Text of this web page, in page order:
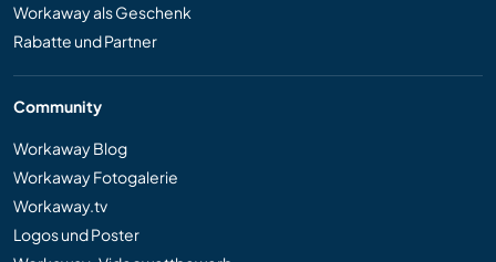
Workaway als Geschenk
Rabatte und Partner
Community
Workaway Blog
Workaway Fotogalerie
Workaway.tv
Logos und Poster